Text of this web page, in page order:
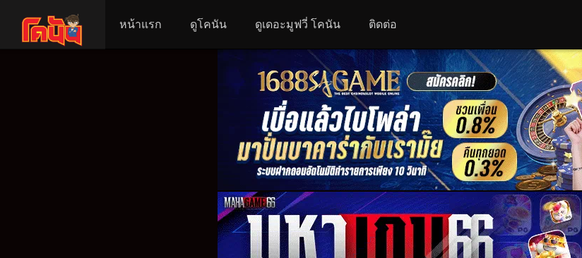
หน้าแรก ดูโคนัน ดูเดอะมูฟวี่ โคนัน ติดต่อ